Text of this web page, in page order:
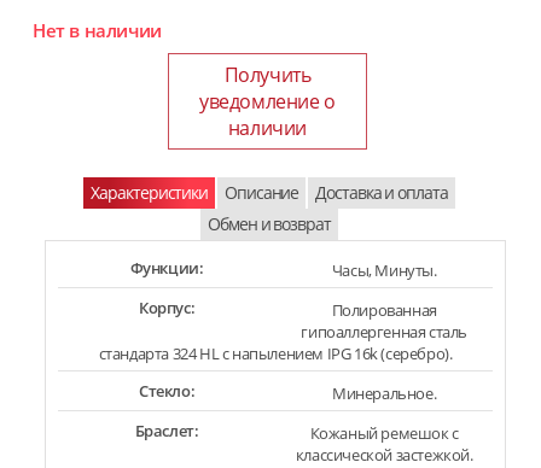
Нет в наличии
Получить
уведомление о
наличии
Характеристики Описание
Доставка и оплата
Обмен и возврат
Функции:
Часы, Минуты.
Корпус:
Полированная
гипоаллергенная сталь
стандарта 324 HL с напылением IPG 16k (серебро).
Стекло:
Минеральное.
Браслет:
Кожаный ремешок с
классической застежкой.